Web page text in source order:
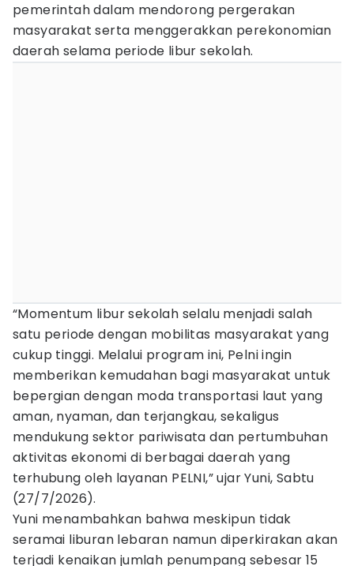
pemerintah dalam mendorong pergerakan
masyarakat serta menggerakkan perekonomian
daerah selama periode libur sekolah.
“Momentum libur sekolah selalu menjadi salah
satu periode dengan mobilitas masyarakat yang
cukup tinggi. Melalui program ini, Pelni ingin
memberikan kemudahan bagi masyarakat untuk
bepergian dengan moda transportasi laut yang
aman, nyaman, dan terjangkau, sekaligus
mendukung sektor pariwisata dan pertumbuhan
aktivitas ekonomi di berbagai daerah yang
terhubung oleh layanan PELNI,” ujar Yuni, Sabtu
(27/7/2026).
Yuni menambahkan bahwa meskipun tidak
seramai liburan lebaran namun diperkirakan akan
terjadi kenaikan jumlah penumpang sebesar 15